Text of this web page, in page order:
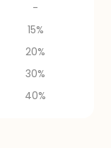
-
15%
20%
30%
40%